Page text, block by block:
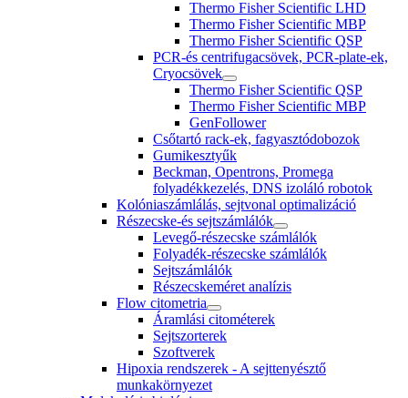
Thermo Fisher Scientific LHD
Thermo Fisher Scientific MBP
Thermo Fisher Scientific QSP
PCR-és centrifugacsövek, PCR-plate-ek,
Cryocsövek
Thermo Fisher Scientific QSP
Thermo Fisher Scientific MBP
GenFollower
Csőtartó rack-ek, fagyasztódobozok
Gumikesztyűk
Beckman, Opentrons, Promega
folyadékkezelés, DNS izoláló robotok
Kolóniaszámlálás, sejtvonal optimalizáció
Részecske-és sejtszámlálók
Levegő-részecske számlálók
Folyadék-részecske számlálók
Sejtszámlálók
Részecskeméret analízis
Flow citometria
Áramlási citométerek
Sejtszorterek
Szoftverek
Hipoxia rendszerek - A sejttenyésztő
munkakörnyezet